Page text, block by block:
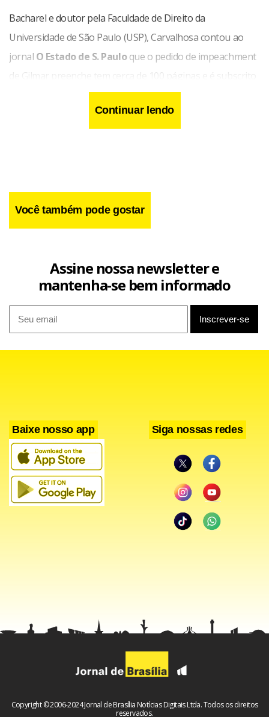
Bacharel e doutor pela Faculdade de Direito da
Universidade de São Paulo (USP), Carvalhosa contou ao
jornal O Estado de S. Pauloque o pedido de impeachment
de Gilmar preenche tem cerca de 100 páginas e é subscrito
por ele, pelo advogado Luís Carlos Crema e pelo
desembargador aposentado do Tribunal de Justiça de São
Paulo Laércio Laurelli. Segundo Carvalhosa, a
“O pedido está pronto”, disse Carvalhosa. “Precisa agora
acrescentar essa representação que é um fato gravíssimo.
Estamos trabalhando no acréscimo desses novos fatos”,
afirmou.
Ministério Público Federal, seria a “produção de efeitos
protelatórios em processo criminal em trâmite na 5.ª Vara
da Justiça Federal de São Paulo”.
Em 13 de fevereiro, Gilmar Mendes acolheu um pedido da
Continuar lendo
Você também pode gostar
Assine nossa newsletter e
mantenha-se bem informado
Baixe nosso app Siga nossas redes
Copyright © 2006-2024 Jornal de Brasília Notícias Digitais Ltda. Todos os direitos
reservados.